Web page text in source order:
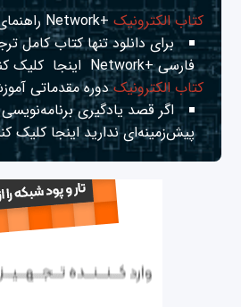
کتاب الکترونیک+Network راهنمای شبکه‌ها
برای دانلود تنها کتاب کامل
فارسی +Network
اینجا کلیک
کتاب الکترونیکدوره مقدماتی
اگر قصد یادگیری
پیش‌زمینه‌ای نداریداینجا کلیک